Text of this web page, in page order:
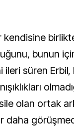
kendisine
bunun
süren Erbil,
olan ortak
daha